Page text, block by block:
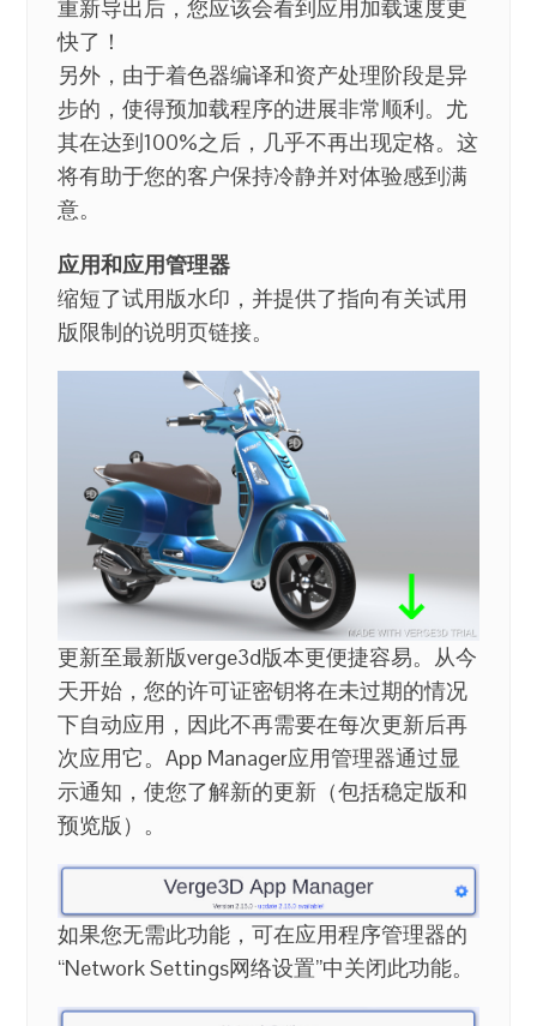
重新导出后，您应该会看到应用加载速度更
快了！
另外，由于着色器编译和资产处理阶段是异
步的，使得预加载程序的进展非常顺利。尤
其在达到100%之后，几乎不再出现定格。这
将有助于您的客户保持冷静并对体验感到满
意。
应用和应用管理器
缩短了试用版水印，并提供了指向有关试用
版限制的说明页链接。
更新至最新版verge3d版本更便捷容易。从今
天开始，您的许可证密钥将在未过期的情况
下自动应用，因此不再需要在每次更新后再
次应用它。App Manager应用管理器通过显
示通知，使您了解新的更新（包括稳定版和
预览版）。
如果您无需此功能，可在应用程序管理器的
“Network Settings网络设置”中关闭此功能。